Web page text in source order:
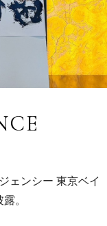
ェンシー 東京ベイ
。